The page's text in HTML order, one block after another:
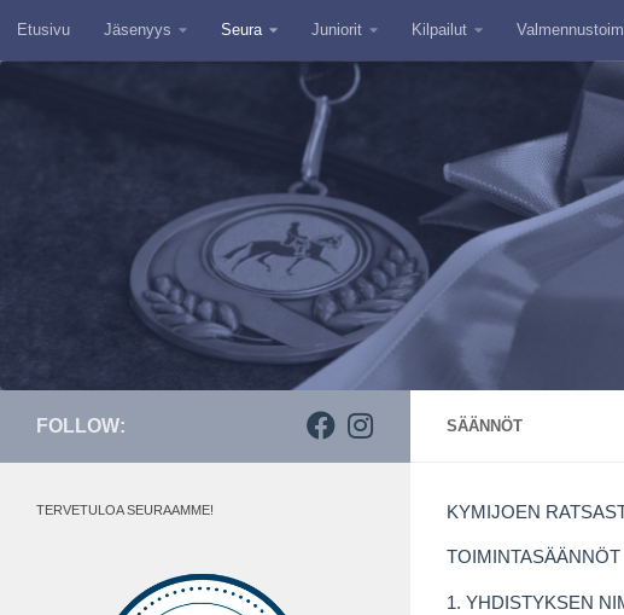
Skip to content
Etusivu Jäsenyys Seura Juniorit Kilpailut
SÄÄNNÖT
KYMIJOEN
TOIMINTASÄÄNNÖT
1. YHDISTYKSEN
FOLLOW:
TERVETULOA SEURAAMME!